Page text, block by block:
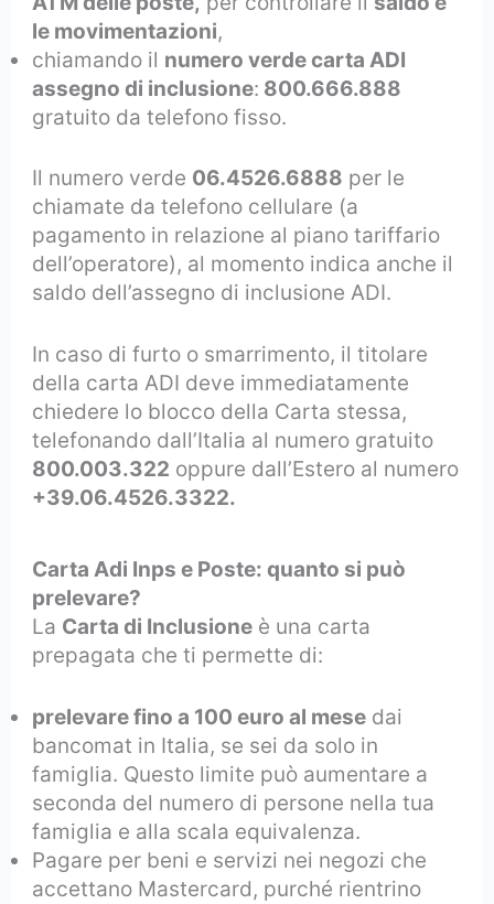
le movimentazioni,
chiamando il numero verde carta ADI
assegno di inclusione: 800.666.888
gratuito da telefono fisso.
Il numero verde 06.4526.6888 per le
chiamate da telefono cellulare (a
pagamento in relazione al piano tariffario
dell’operatore), al momento indica anche il
saldo dell’assegno di inclusione ADI.
In caso di furto o smarrimento, il titolare
della carta ADI deve immediatamente
chiedere lo blocco della Carta stessa,
telefonando dall’Italia al numero gratuito
800.003.322 oppure dall’Estero al numero
+39.06.4526.3322.
Carta Adi Inps e Poste: quanto si può
prelevare?
La Carta di Inclusione è una carta
prepagata che ti permette di:
prelevare fino a 100 euro al mese dai
bancomat in Italia, se sei da solo in
famiglia. Questo limite può aumentare a
seconda del numero di persone nella tua
famiglia e alla scala equivalenza.
Pagare per beni e servizi nei negozi che
accettano Mastercard, purché rientrino